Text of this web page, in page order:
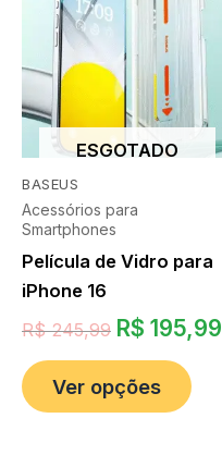
BASEUS
ESGOTADO
Acessórios para
Smartphones
Película de Vidro para
iPhone 16
R$245,99 R$ 195,99
Ver opções